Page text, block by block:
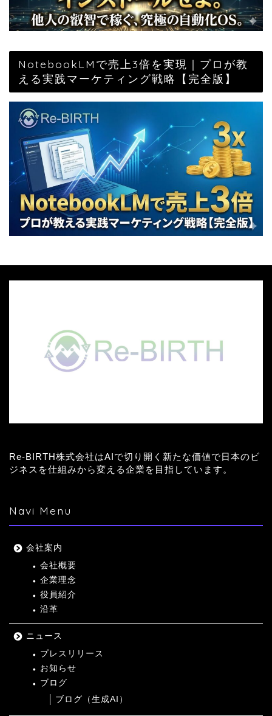
NotebookLMで売上3倍を実現｜プロが教
える実践マーケティング戦略【完全版】
Re-BIRTH株式会社はAIで切り開く新たな価値で日本のビ
ジネスを仕組みから変える企業を目指しています。
Navi Menu
会社案内
会社概要
企業理念
役員紹介
沿革
ニュース
プレスリリース
お知らせ
ブログ
ブログ（生成AI）